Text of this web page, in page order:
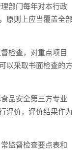
部门每年对本行政
原则上应当覆盖全部
检查，对重点项目
以采取书面检查的方
品安全第三方专业
评价，评价结果作为
监督检查要点表和